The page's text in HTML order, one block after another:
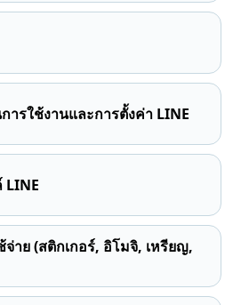
ารใช้งานและการตั้งค่า LINE
าย (สติกเกอร์, อิโมจิ, เหรียญ,